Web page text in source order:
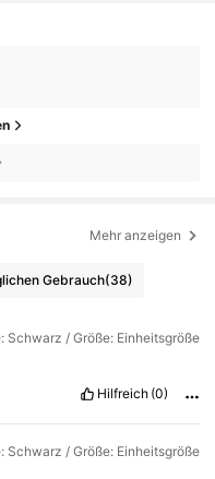
Mehr anzeigen
Gebrauch(38)
Schwarz / Größe: Einheitsgröße
Hilfreich (0)
Schwarz / Größe: Einheitsgröße